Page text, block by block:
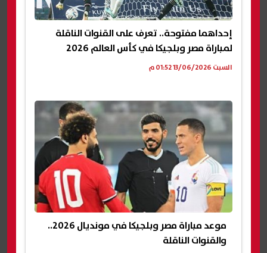
إحداهما مفتوحة.. تعرف على القنوات الناقلة
لمباراة مصر وبلجيكا في كأس العالم 2026
السبت 13/06/2026 01:52 م
موعد مباراة مصر وبلجيكا في مونديال 2026..
والقنوات الناقلة